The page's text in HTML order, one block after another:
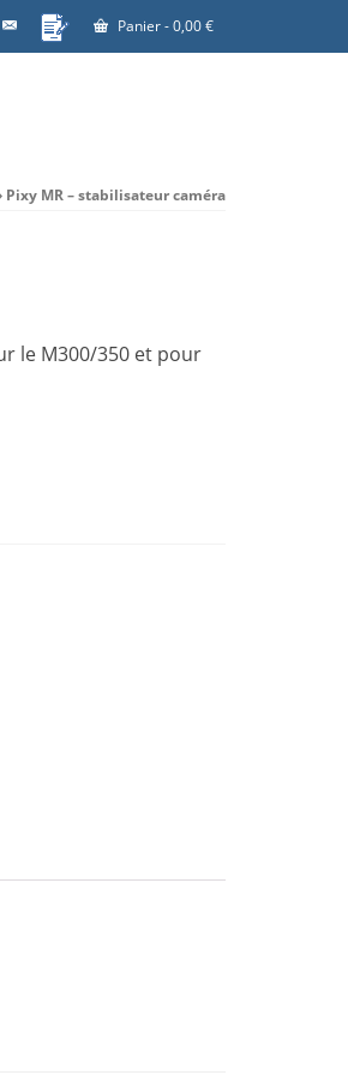
Panier-0,00€
Pixy MR – stabilisateur caméra
le M300/350 et pour